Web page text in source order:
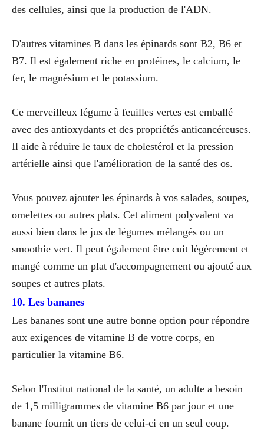
des cellules, ainsi que la production de l'ADN.
D'autres vitamines B dans les épinards sont B2, B6 et
B7. Il est également riche en protéines, le calcium, le
fer, le magnésium et le potassium.
Ce merveilleux légume à feuilles vertes est emballé
avec des antioxydants et des propriétés anticancéreuses.
Il aide à réduire le taux de cholestérol et la pression
artérielle ainsi que l'amélioration de la santé des os.
Vous pouvez ajouter les épinards à vos salades, soupes,
omelettes ou autres plats. Cet aliment polyvalent va
aussi bien dans le jus de légumes mélangés ou un
smoothie vert. Il peut également être cuit légèrement et
mangé comme un plat d'accompagnement ou ajouté aux
soupes et autres plats.
10. Les bananes
Les bananes sont une autre bonne option pour répondre
aux exigences de vitamine B de votre corps, en
particulier la vitamine B6.
Selon l'Institut national de la santé, un adulte a besoin
de 1,5 milligrammes de vitamine B6 par jour et une
banane fournit un tiers de celui-ci en un seul coup.